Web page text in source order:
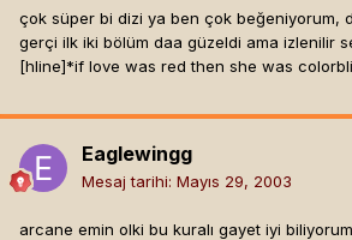
çok süper bi dizi ya ben çok beğeniyorum,
gerçi ilk iki bölüm daa güzeldi ama izlenilir
[hline]*if love was red then she was
Eaglewingg
Mesaj tarihi: Mayıs 29, 2003
arcane emin olki bu kuralı gayet iyi